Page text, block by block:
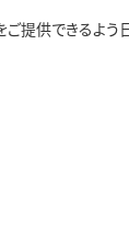
提供できるよう